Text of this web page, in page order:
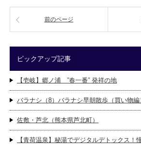
前のページ
ピックアップ記事
【壱岐】郷ノ浦 ”春一番” 発祥の地
バラナシ（8）バラナシ早朝散歩（買い物編
佐敷・芦北（熊本県芦北町）
【青荷温泉】秘湯でデジタルデトックス！